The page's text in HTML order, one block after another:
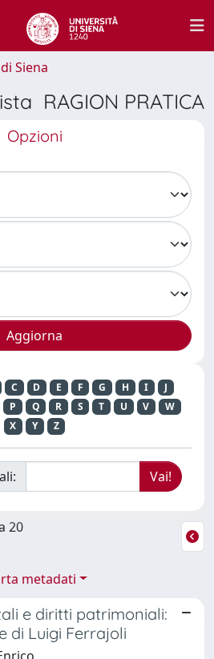
Siena
RAGION PRATICA
Opzioni
C D E F G H I
J
P Q R S T U V
W
X
Y Z
20
metadati
e diritti patrimoniali:
di Luigi Ferrajoli